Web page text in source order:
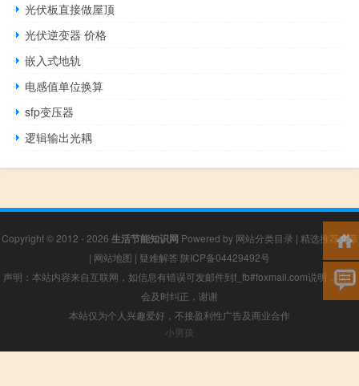
光伏板直接做屋顶
光伏逆变器 价格
嵌入式地轨
电感值单位换算
sfp变压器
逻辑输出光耦
Copyright © 2012 - 2026 生活节能知识网 Powered by 网站分类目录 | 精选推荐文章
| 网站地图 | 疑难解答 陕ICP备04429492号
声明：本站内容来自互联网，如信息有错误可发邮件到f_fb#foxmail.com说明，我们
会及时纠正，谢谢
本站仅为个人兴趣爱好，不接盈利性广告及商业合作
小男孩